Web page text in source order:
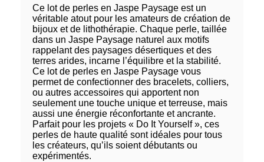
Ce lot de perles en Jaspe Paysage est un
véritable atout pour les amateurs de création de
bijoux et de lithothérapie. Chaque perle, taillée
dans un Jaspe Paysage naturel aux motifs
rappelant des paysages désertiques et des
terres arides, incarne l’équilibre et la stabilité.
Ce lot de perles en Jaspe Paysage vous
permet de confectionner des bracelets, colliers,
ou autres accessoires qui apportent non
seulement une touche unique et terreuse, mais
aussi une énergie réconfortante et ancrante.
Parfait pour les projets « Do It Yourself », ces
perles de haute qualité sont idéales pour tous
les créateurs, qu’ils soient débutants ou
expérimentés.